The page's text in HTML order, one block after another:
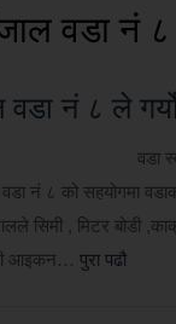
वडा नं ८
नं ८ ले
वडा
नं ८ को सहयोगमा
सिमी , मिटर बोडी
आइकन… पुरा पढौ